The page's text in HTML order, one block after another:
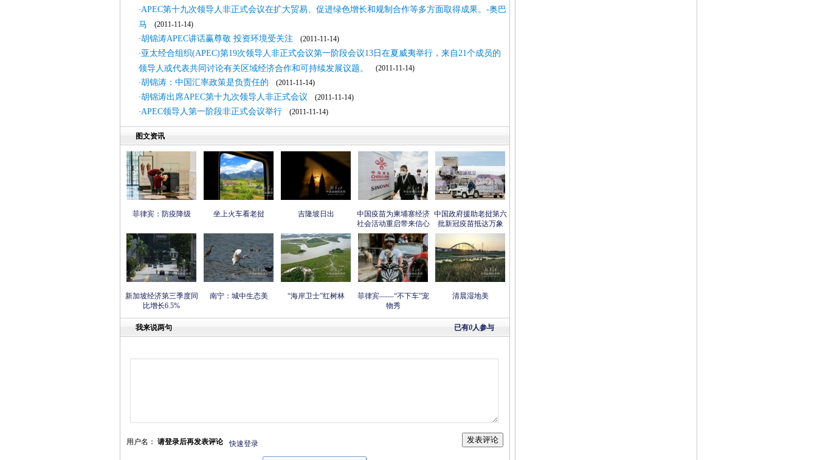
·APEC第十九次领导人非正式会议在扩大贸易、促进绿色增长和规制合作等多方面取得成果。-奥巴
马 (2011-11-14)
·胡锦涛APEC讲话赢尊敬 投资环境受关注 (2011-11-14)
·亚太经合组织(APEC)第19次领导人非正式会议第一阶段会议13日在夏威夷举行，来自21个成员的
领导人或代表共同讨论有关区域经济合作和可持续发展议题。
(2011-11-14)
·胡锦涛：中国汇率政策是负责任的 (2011-11-14)
·胡锦涛出席APEC第十九次领导人非正式会议 (2011-11-14)
·APEC领导人第一阶段非正式会议举行 (2011-11-14)
图文资讯
菲律宾：防疫降级 坐上火车看老挝 吉隆坡日出
中国疫苗为柬埔寨经济
社会活动重启带来信心
中国政府援助老挝第六
批新冠疫苗抵达万象
新加坡经济第三季度同
比增长6.5%
南宁：城中生态美 “海岸卫士”红树林
菲律宾——“不下车”宠
物秀
清晨湿地美
已有0人参与
我来说两句
用户名： 请登录后再发表评论 快速登录